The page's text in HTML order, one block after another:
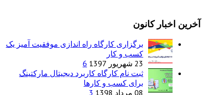
آخرین اخبار کانون
برگزاری کارگاه راه اندازی موفقیت آمیز یک
کسب و کار
23 شهریور 1397
6
ثبت نام کارگاه کاربرد دیجیتال مارکتینگ
برای کسب و کارها
08 مرداد 1398
3